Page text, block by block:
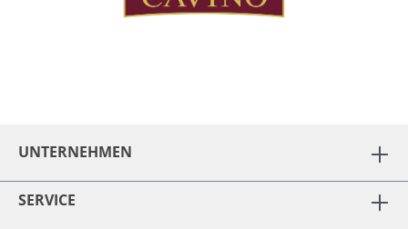
UNTERNEHMEN
SERVICE